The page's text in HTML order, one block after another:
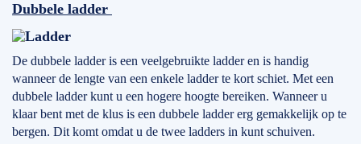
Dubbele ladder
De dubbele ladder is een veelgebruikte ladder en is handig
wanneer de lengte van een enkele ladder te kort schiet. Met een
dubbele ladder kunt u een hogere hoogte bereiken. Wanneer u
klaar bent met de klus is een dubbele ladder erg gemakkelijk op te
bergen. Dit komt omdat u de twee ladders in kunt schuiven.